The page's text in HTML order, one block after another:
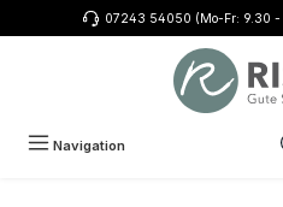
Zum Hauptinhalt springen07243 54050 (Mo-Fr: 9.30 -
Navigation